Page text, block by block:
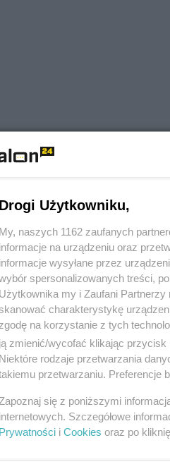
w tych
– czerwona kartka od
sms-owy sondaż.
pojawiałby się pod
każda taka wiadomość
Reklama
Drogi Użytkowniku,
My, naszych 1162 zaufanych
informacje na urządzeniu oraz
informacje wysyłane przez
spersonalizowanych treści,
Użytkownika my i Zaufani
charakterystykę
zgodę na korzystanie z tych
ją zmienić/wycofać klikając
Niektóre rodzaje przetwarzania
przetwarzaniu. Preferencje
Zapoznaj się z poniższymi
internetowych. Szczegółowe
Prywatności i Cookies oraz po